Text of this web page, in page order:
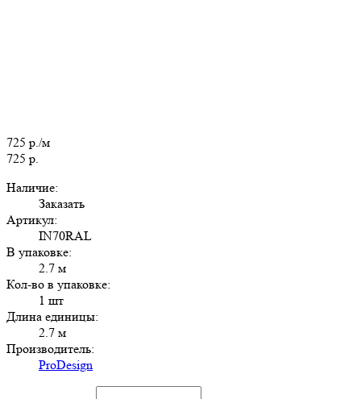
725 р./м
725 р.
Наличие:
Заказать
Артикул:
IN70RAL
В упаковке:
2.7 м
Кол-во в упаковке:
1 шт
Длина единицы:
2.7 м
Производитель:
ProDesign